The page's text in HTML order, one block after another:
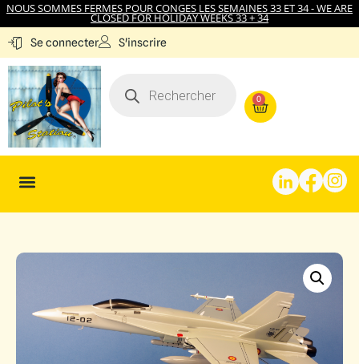
NOUS SOMMES FERMES POUR CONGES LES SEMAINES 33 ET 34 - WE ARE
CLOSED FOR HOLIDAY WEEKS 33 + 34
Se connecter S'inscrire
0